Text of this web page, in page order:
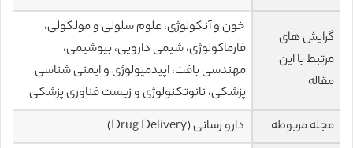
گرایش های
مرتبط با این
مقاله
خون و آنکولوژی، علوم سلولی و مولکولی،
فارماکولوژی، شیمی دارویی، بیوشیمی،
مهندسی بافت، اپیدمیولوژی و ایمنی شناسی
پزشکی، نانوتکنولوژی و زیست فناوری پزشکی
مجله مربوطه
دارو رسانی (Drug Delivery)